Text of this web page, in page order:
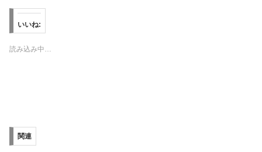
し
て
T
w
i
t
ウ
ィ
ン
いいね:
読み込み中…
関連